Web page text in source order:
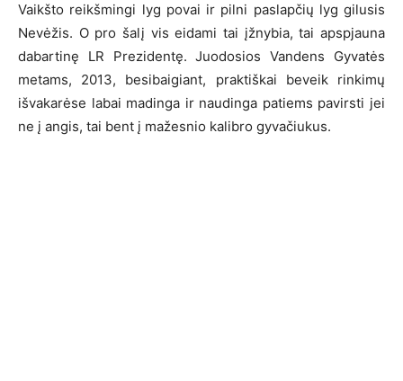
Vaikšto reikšmingi lyg povai ir pilni paslapčių lyg gilusis
Nevėžis. O pro šalį vis eidami tai įžnybia, tai apspjauna
dabartinę LR Prezidentę. Juodosios Vandens Gyvatės
metams, 2013, besibaigiant, praktiškai beveik rinkimų
išvakarėse labai madinga ir naudinga patiems pavirsti jei
ne į angis, tai bent į mažesnio kalibro gyvačiukus.